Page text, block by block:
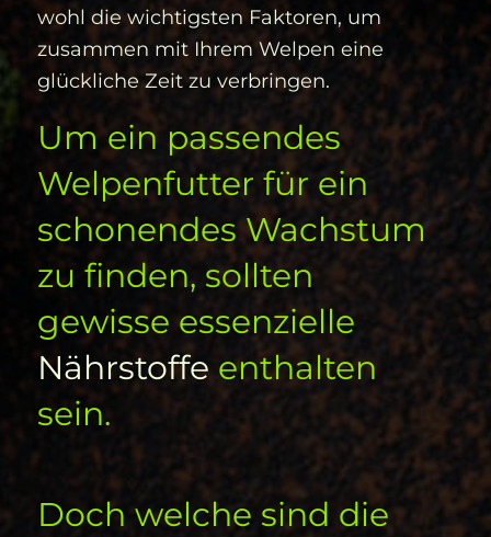
wohl die wichtigsten Faktoren, um
zusammen mit Ihrem Welpen eine
glückliche Zeit zu verbringen.
Um ein passendes
Welpenfutter für ein
schonendes Wachstum
zu finden, sollten
gewisse essenzielle
Nährstoffeenthalten
sein.
Doch welche sind die